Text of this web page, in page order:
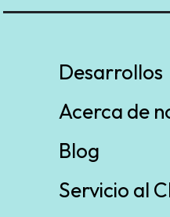
Desarrollos
Acerca de
Blog
Servicio al